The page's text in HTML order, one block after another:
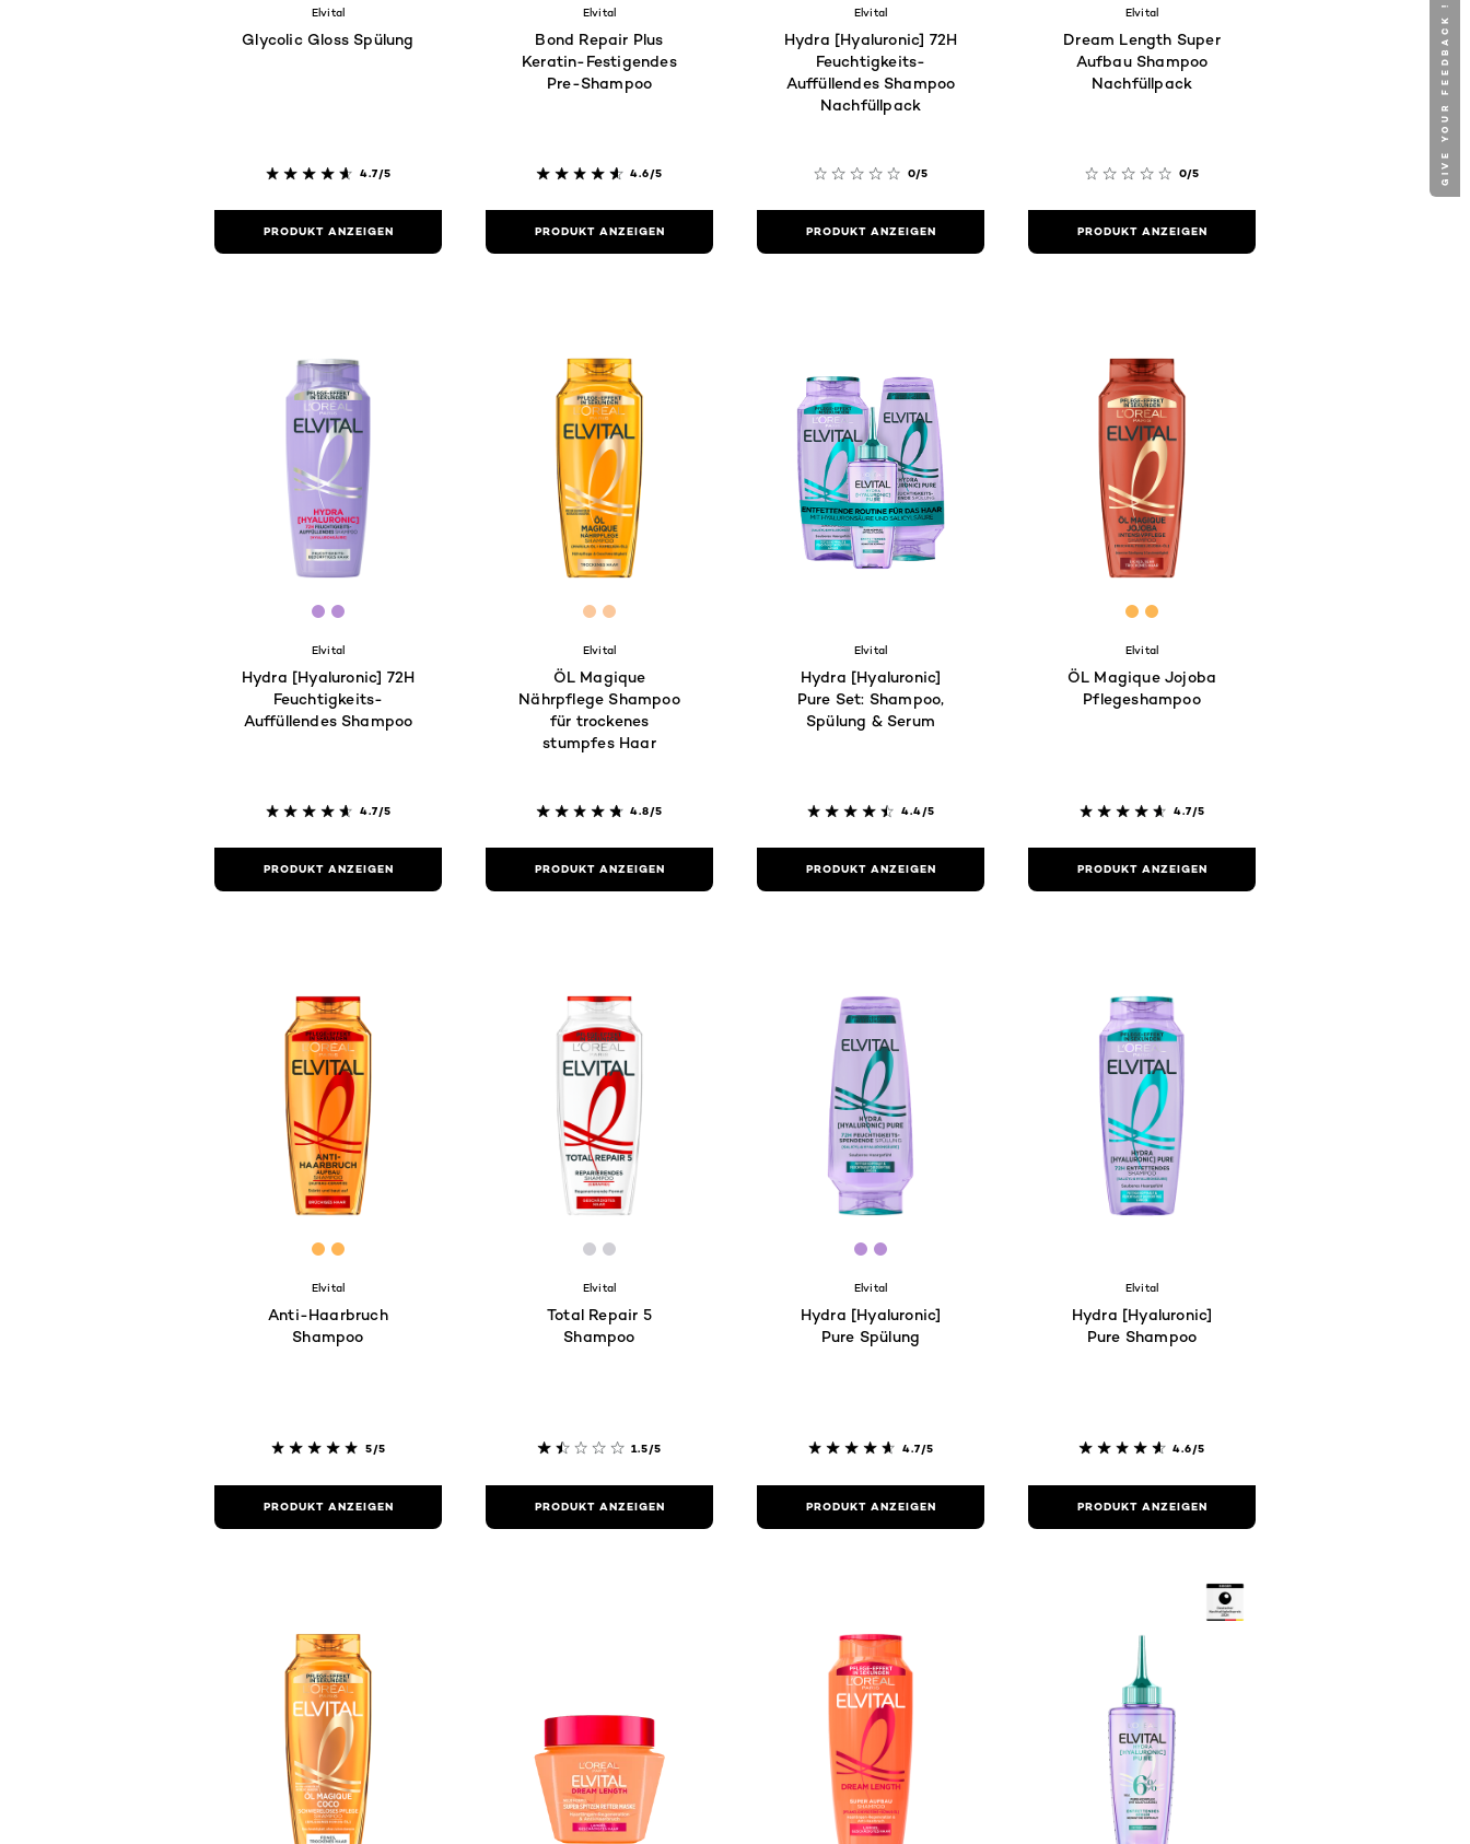
Elvital
Glycolic Gloss Spülung
4.7/5
PRODUKT ANZEIGEN
Elvital
Bond Repair Plus
Keratin-Festigendes
Pre-Shampoo
4.6/5
PRODUKT ANZEIGEN
Elvital
Hydra [Hyaluronic] 72H
Feuchtigkeits-
Auffüllendes Shampoo
Nachfüllpack
0/5
PRODUKT ANZEIGEN
Elvital
Dream Length Super
Aufbau Shampoo
Nachfüllpack
0/5
PRODUKT ANZEIGEN
[Color]: #B78ED5
[Color]: #B78ED5
Elvital
Hydra [Hyaluronic] 72H
Feuchtigkeits-
Auffüllendes Shampoo
4.7/5
PRODUKT ANZEIGEN
[Color]: #FBC89C
[Color]: #FBC89C
Elvital
ÖL Magique
Nährpflege Shampoo
für trockenes
stumpfes Haar
4.8/5
PRODUKT ANZEIGEN
Elvital
Hydra [Hyaluronic]
Pure Set: Shampoo,
Spülung & Serum
4.4/5
PRODUKT ANZEIGEN
[Color]: #FCB654
[Color]: #FCB654
Elvital
ÖL Magique Jojoba
Pflegeshampoo
4.7/5
PRODUKT ANZEIGEN
[Color]: #FFB555
[Color]: #FFB555
Elvital
Anti-Haarbruch
Shampoo
5/5
PRODUKT ANZEIGEN
[Color]: #D0CFD5
[Color]: #D0CFD5
Elvital
Total Repair 5
Shampoo
1.5/5
PRODUKT ANZEIGEN
[Color]: #b78ed5
[Color]: #b78ed5
Elvital
Hydra [Hyaluronic]
Pure Spülung
4.7/5
PRODUKT ANZEIGEN
Elvital
Hydra [Hyaluronic]
Pure Shampoo
4.6/5
PRODUKT ANZEIGEN
GIVE YOUR FEEDBACK !